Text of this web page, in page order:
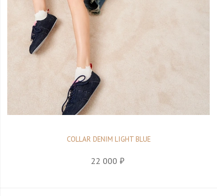
COLLAR DENIM LIGHT BLUE
22 000 ₽